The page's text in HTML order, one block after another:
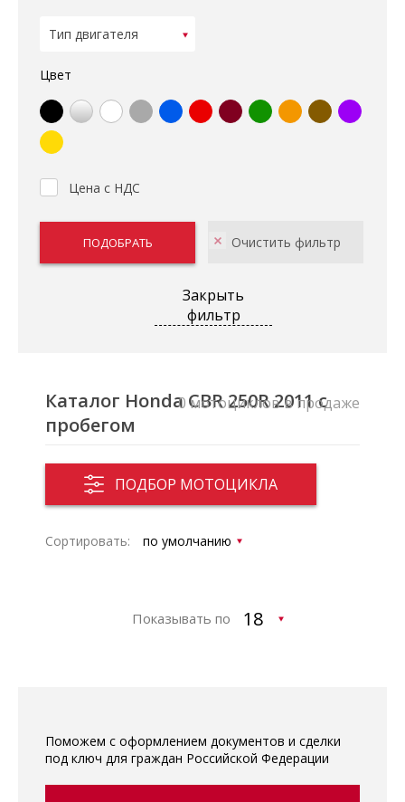
Цвет
Цена с НДС
Закрыть
фильтр
Каталог Honda CBR 250R 2011 с
пробегом
ПОДБОР МОТОЦИКЛА
0 мотоциклов в продаже
Сортировать:
Показывать по
Поможем с оформлением документов и сделки
под ключ для граждан Российской Федерации